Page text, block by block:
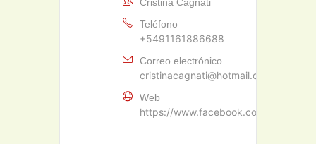
Teléfono
+5491161886688
Correo electrónico
cristinacagnati@hotmail.com
Web
https://www.facebook.com/